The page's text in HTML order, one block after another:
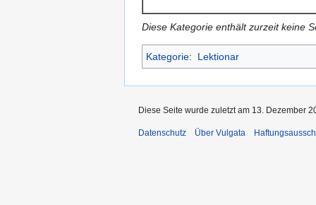
Diese Kategorie enthält zurzeit keine
Kategorie: Lektionar
Diese Seite wurde zuletzt am 13. Dezember
Datenschutz Über Vulgata